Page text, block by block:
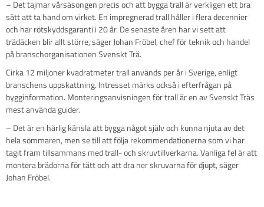
– Det tajmar vårsäsongen precis och att bygga trall är verkligen ett bra
sätt att ta hand om virket. En impregnerad trall håller i flera decennier
och har rötskyddsgaranti i 20 år. De senaste åren har vi sett att
trädäcken blir allt större, säger Johan Fröbel, chef för teknik och handel
på branschorganisationen Svenskt Trä.
Cirka 12 miljoner kvadratmeter trall används per år i Sverige, enligt
branschens uppskattning. Intresset märks också i efterfrågan på
bygginformation. Monteringsanvisningen för trall är en av Svenskt Träs
mest använda guider.
– Det är en härlig känsla att bygga något själv och kunna njuta av det
hela sommaren, men se till att följa rekommendationerna som vi har
tagit fram tillsammans med trall- och skruvtillverkarna. Vanliga fel är att
montera brädorna för tätt och att dra ner skruvarna för djupt, säger
Johan Fröbel.